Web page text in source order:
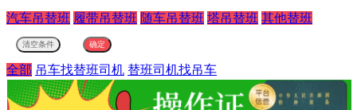
汽车吊替班 履带吊替班 随车吊替班 塔吊替班 其他替班
全部 吊车找替班司机 替班司机找吊车